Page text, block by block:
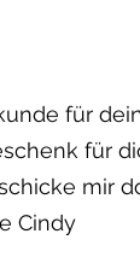
für
für
mir
Cindy